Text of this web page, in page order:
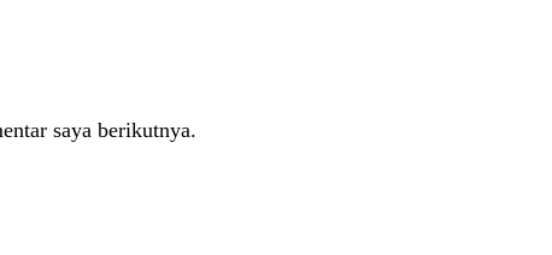
saya berikutnya.